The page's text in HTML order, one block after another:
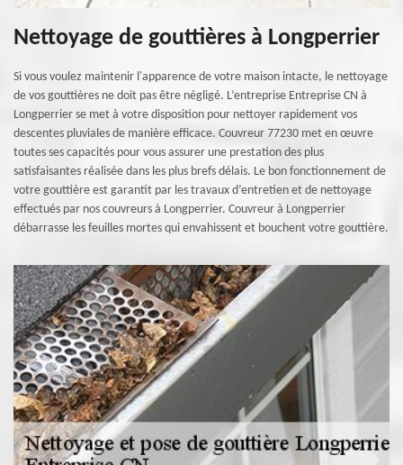
Nettoyage de gouttières à Longperrier
Si vous voulez maintenir l'apparence de votre maison intacte, le nettoyage
de vos gouttières ne doit pas être négligé. L’entreprise Entreprise CN à
Longperrier se met à votre disposition pour nettoyer rapidement vos
descentes pluviales de manière efficace. Couvreur 77230 met en œuvre
toutes ses capacités pour vous assurer une prestation des plus
satisfaisantes réalisée dans les plus brefs délais. Le bon fonctionnement de
votre gouttière est garantit par les travaux d’entretien et de nettoyage
effectués par nos couvreurs à Longperrier. Couvreur à Longperrier
débarrasse les feuilles mortes qui envahissent et bouchent votre gouttière.